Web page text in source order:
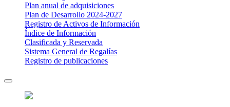
Plan anual de adquisiciones
Plan de Desarrollo 2024-2027
​Registro de Activos de Información​​
Índice de Información
Clasificada y Reservada
Sistema General de Regalías
Registro de publicaciones